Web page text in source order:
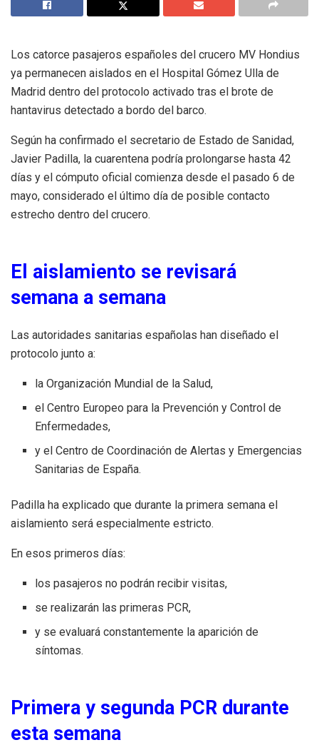
Los catorce pasajeros españoles del crucero MV Hondius
ya permanecen aislados en el Hospital Gómez Ulla de
Madrid dentro del protocolo activado tras el brote de
hantavirus detectado a bordo del barco.
Según ha confirmado el secretario de Estado de Sanidad,
Javier Padilla, la cuarentena podría prolongarse hasta 42
días y el cómputo oficial comienza desde el pasado 6 de
mayo, considerado el último día de posible contacto
estrecho dentro del crucero.
El aislamiento se revisará
semana a semana
Las autoridades sanitarias españolas han diseñado el
protocolo junto a:
la Organización Mundial de la Salud,
el Centro Europeo para la Prevención y Control de
Enfermedades,
y el Centro de Coordinación de Alertas y Emergencias
Sanitarias de España.
Padilla ha explicado que durante la primera semana el
aislamiento será especialmente estricto.
En esos primeros días:
los pasajeros no podrán recibir visitas,
se realizarán las primeras PCR,
y se evaluará constantemente la aparición de
síntomas.
Primera y segunda PCR durante
esta semana